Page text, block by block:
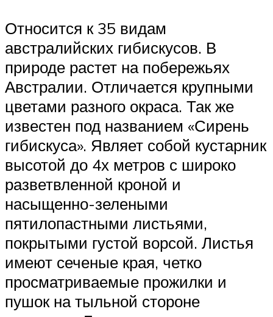
Относится к 35 видам
австралийских гибискусов. В
природе растет на побережьях
Австралии. Отличается крупными
цветами разного окраса. Так же
известен под названием «Сирень
гибискуса». Являет собой кустарник
высотой до 4х метров с широко
разветвленной кроной и
насыщенно-зелеными
пятилопастными листьями,
покрытыми густой ворсой. Листья
имеют сеченые края, четко
просматриваемые прожилки и
пушок на тыльной стороне